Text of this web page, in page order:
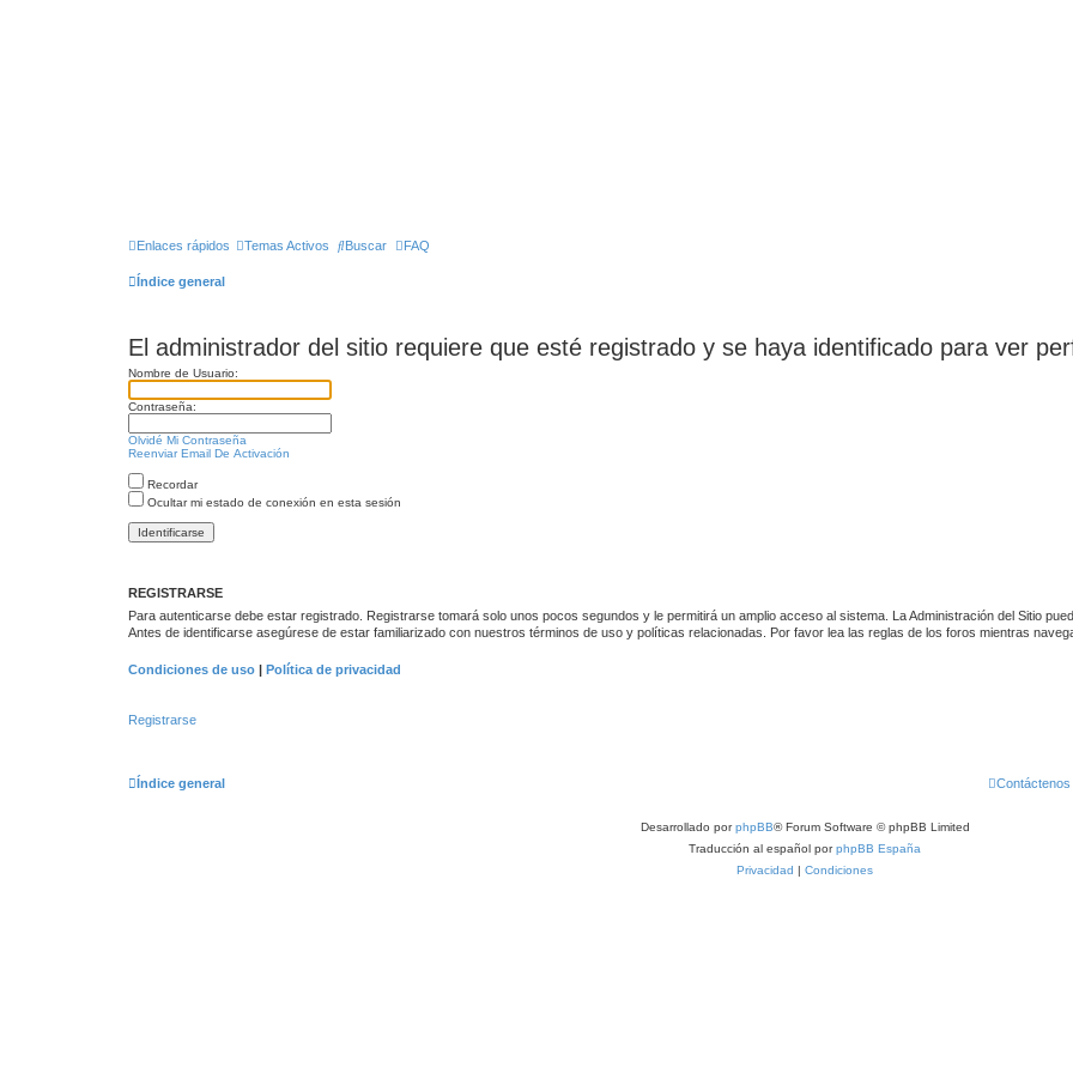
Enlaces rápidos Temas Activos Buscar FAQ
Índice general
El administrador del sitio requiere que esté registrado y se haya identificado para ver
Nombre de Usuario:
Contraseña:
Olvidé Mi Contraseña
Reenviar Email De Activación
Recordar
Ocultar mi estado de conexión en esta sesión
REGISTRARSE
Para autenticarse debe estar registrado. Registrarse tomará solo unos pocos segundos y le permitirá un amplio acceso al sistema. La Administración del Sitio
Antes de identificarse asegúrese de estar familiarizado con nuestros términos de uso y políticas relacionadas. Por favor lea las reglas de los foros mientras
Condiciones de uso | Política de privacidad
Registrarse
Índice general Contáctenos
Desarrollado porphpBB® Forum Software © phpBB Limited
Traducción al español porphpBB España
Privacidad | Condiciones